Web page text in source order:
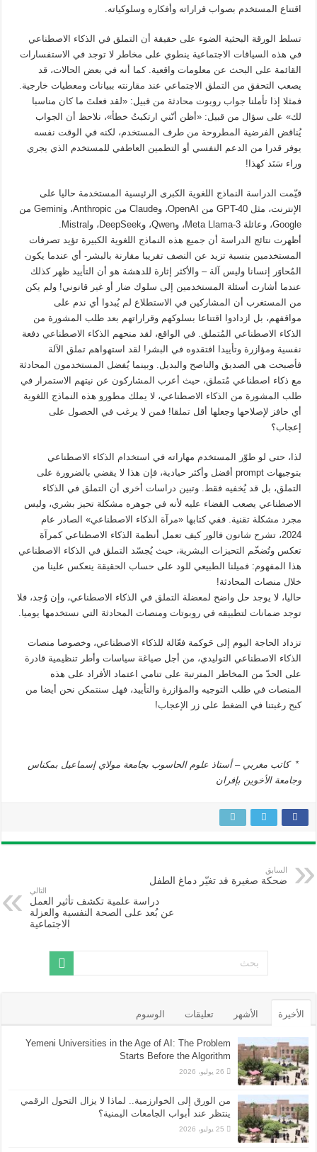
اقتناع المستخدم بصواب قراراته وأفكاره وسلوكياته.
تسلط الورقة البحثية الضوء على حقيقة أن التملق في الذكاء الاصطناعي
في هذه السياقات الاجتماعية ينطوي على مخاطر لا توجد في الاستفسارات
القائمة على البحث عن معلومات واقعية. كما أنه في بعض الحالات، قد
يصعب التحقق من التملق الاجتماعي عند مقارنته ببيانات ومعطيات خارجية.
فمثلا إذا تأملنا جواب روبوت محادثة من قبيل: «لقد فعلتَ ما كان مناسبا
لك» على سؤال من قبيل: «أظن أنّني ارتكبتُ خطأ»، نلاحظ أن الجواب
يُناقض الفرضية المطروحة من طرف المستخدم، لكنه في الوقت نفسه
يوفر قدرا من الدعم النفسي أو التطمين العاطفي للمستخدم الذي يجري
وراء سَنَد كهذا!
قيّمت الدراسة النماذج اللغوية الكبرى الرئيسية المستخدمة حاليا على
الإنترنت، مثل GPT-40 من OpenAI، وClaude من Anthropic، وGemini من
Google، وعائلة Meta Llama-3، وQwen، وDeepSeek، وMistral.
أظهرت نتائج الدراسة أن جميع هذه النماذج اللغوية الكبيرة تؤيد تصرفات
المستخدمين بنسبة تزيد عن النصف تقريبا مقارنة بالبشر- أي عندما يكون
المُحاوَر إنسانا وليس آلة – والأكثر إثارة للدهشة هو أن التأييد ظهر كذلك
عندما أشارت أسئلة المستخدمين إلى سلوك ضار أو غير قانوني! ولم يكن
من المستغرب أن المشاركين في الاستطلاع لم يُبدوا أي ندم على
مواقفهم، بل ازدادوا اقتناعا بسلوكهم وقراراتهم بعد طلب المشورة من
الذكاء الاصطناعي المُتملق. في الواقع، لقد منحهم الذكاء الاصطناعي دفعة
نفسية ومؤازرة وتأييدا افتقدوه في البشر! لقد استهواهم تملق الآلة
فأصبحت هي الصديق والناصح والبديل. وبينما يُفضل المستخدمون المحادثة
مع ذكاء اصطناعي مُتملق، حيث أعرب المشاركون عن نيتهم الاستمرار في
طلب المشورة من الذكاء الاصطناعي، لا يملك مطورو هذه النماذج اللغوية
أي حافز لإصلاحها وجعلها أقل تملقا! فمن لا يرغب في الحصول على
إعجاب؟
لذا، حتى لو طوّر المستخدم مهاراته في استخدام الذكاء الاصطناعي
بتوجيهات prompt أفضل وأكثر حيادية، فإن هذا لا يقضي بالضرورة على
التملق، بل قد يُخفيه فقط. وتبين دراسات أخرى أن التملق في الذكاء
الاصطناعي يصعب القضاء عليه لأنه في جوهره مشكلة تحيز بشري، وليس
مجرد مشكلة تقنية. ففي كتابها «مرآة الذكاء الاصطناعي» الصادر عام
2024، تشرح شانون فالور كيف تعمل أنظمة الذكاء الاصطناعي كمرآة
تعكس وتُضخّم التحيزات البشرية، حيث يُجسّد التملق في الذكاء الاصطناعي
هذا المفهوم: فميلنا الطبيعي للود على حساب الحقيقة ينعكس علينا من
خلال منصات المحادثة!
حاليا، لا يوجد حل واضح لمعضلة التملق في الذكاء الاصطناعي، وإن وُجد، فلا
توجد ضمانات لتطبيقه في روبوتات ومنصات المحادثة التي نستخدمها يوميا.
تزداد الحاجة اليوم إلى حَوكمة فعّالة للذكاء الاصطناعي، وخصوصا منصات
الذكاء الاصطناعي التوليدي، من أجل صياغة سياسات وأطر تنظيمية قادرة
على الحدّ من المخاطر المترتبة على تنامي اعتماد الأفراد على هذه
المنصات في طلب التوجيه والمؤازرة والتأييد، فهل سنتمكن نحن أيضا من
كبح رغبتنا في الضغط على زر الإعجاب!
* كاتب مغربي –أستاذ علوم الحاسوب بجامعة مولاي إسماعيل بمكناس
وجامعة الأخوين بإفران
السابق
ضحكة صغيرة قد تغيّر دماغ الطفل
التالي
دراسة علمية تكشف تأثير العمل
عن بُعد على الصحة النفسية والعزلة
الاجتماعية
الأخيرة الأشهر تعليقات الوسوم
Yemeni Universities in the Age of AI: The Problem
Starts Before the Algorithm
26 يوليو، 2026
من الورق إلى الخوارزمية.. لماذا لا يزال التحول الرقمي
ينتظر عند أبواب الجامعات اليمنية؟
25 يوليو، 2026